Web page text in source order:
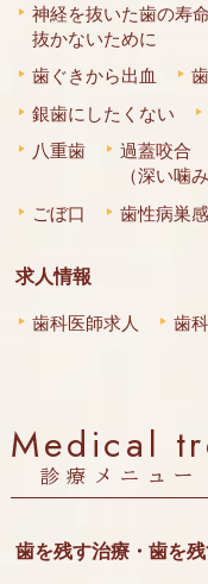
神経を抜いた歯の寿命
抜かないために
歯ぐきから出血
銀歯にしたくない
八重歯
過蓋咬合
（深い噛
ごぼ口 歯性病巣
求人情報
歯科医師求人 歯
Medical
診療メニュー
歯を残す治療・歯を